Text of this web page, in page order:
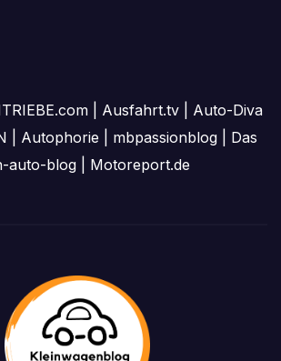
Ausfahrt.tv
Auto-Diva
Autophorie mbpassionblog
Das
auto-blog Motoreport.de